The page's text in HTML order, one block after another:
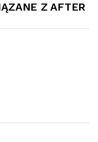
Z AFTER